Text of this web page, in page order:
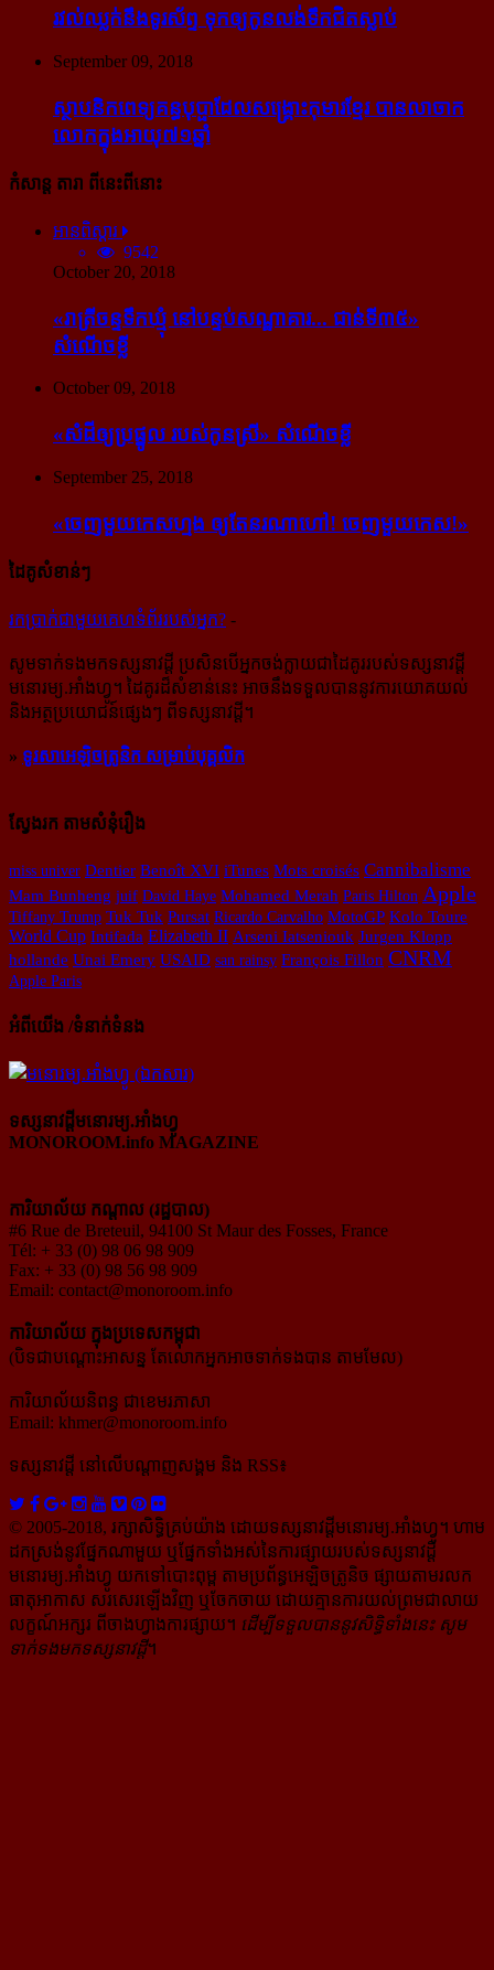
រវល់​ឈ្លក់​នឹង​ទូរស័ព្ទ ទុក​ឲ្យ​កូន​លង់​ទឹក​ជិត​ស្លាប់
September 09, 2018
ស្ថាបនិក​ពេទ្យ​គន្ធបុប្ផា​ដែល​សង្គ្រោះ​កុមារ​ខ្មែរ​ បាន​លាចាក​
លោក​ក្នុង​អាយុ​៧១ឆ្នាំ
កំសាន្ដ តារា ពីនេះពីនោះ
អានពិស្ដារ
9542
October 20, 2018
«រាត្រីចន្ទទឹកឃ្មុំ នៅបន្ទប់សណ្ឋាគារ... ជាន់ទី៣៥»
សំណើចខ្លី
October 09, 2018
«សំដី​ឲ្យ​ប្រផ្នូល របស់​កូនស្រី» សំណើចខ្លី
September 25, 2018
«ចេញ​មួយ​កេស​ហ្មង ឲ្យ​តែ​នរណា​ហៅ! ចេញ​មួយ​កេស!»
ដៃគូសំខាន់ៗ
រក​​ប្រាក់​​ជា​​មួយ​​គេហទំព័រ​​របស់​​អ្នក? -
សូម​ទាក់ទង​មក​ទស្សនាវដ្ដី ប្រសិន​បើ​អ្នក​ចង់​ក្លាយ​ជា​ដៃគូរ​របស់​ទស្សនាវដ្ដី​
មនោរម្យ.អាំងហ្វូ។ ដៃ​គូរ​ដ៏​សំខាន់​នេះ អាច​នឹង​ទទួល​បាន​នូវ​ការ​យោគយល់
និង​អត្ថ​ប្រយោជន៍​ផ្សេងៗ ពីទស្សនាវដ្ដី។
» ទូរសាអេឡិចត្រូនិក សម្រាប់បុគ្គលិក
ស្វែងរក តាមសំនុំរឿង
miss univer Dentier Benoît XVI iTunes Mots croisés Cannibalisme
Mam Bunheng juif David Haye Mohamed Merah Paris Hilton Apple
Tiffany Trump Tuk Tuk Pursat Ricardo Carvalho MotoGP Kolo Toure
World Cup Intifada Elizabeth II Arseni Iatseniouk Jurgen Klopp
hollande Unai Emery USAID san rainsy François Fillon CNRM
Apple Paris
អំពីយើង /ទំនាក់ទំនង
ទស្សនាវដ្ដីមនោរម្យ.អាំងហ្វូ
MONOROOM.info MAGAZINE
ការិយាល័យ កណ្ដាល (រដ្ឋបាល)
#6 Rue de Breteuil, 94100 St Maur des Fosses, France
Tél: + 33 (0) 98 06 98 909
Fax: + 33 (0) 98 56 98 909
Email: contact@monoroom.info
ការិយាល័យ ក្នុង​ប្រទេស​កម្ពុជា
(បិទជាបណ្ដោះអាសន្ន តែលោកអ្នកអាចទាក់ទងបាន តាមមែល)
ការិយាល័យនិពន្ធ ជាខេមរភាសា
Email: khmer@monoroom.info
ទស្សនាវដ្ដី​ នៅលើបណ្ដាញសង្គម និង RSS៖
© 2005-2018, រក្សាសិទ្ធិគ្រប់យ៉ាង ដោយទស្សនាវដ្ដី​មនោរម្យ.អាំងហ្វូ។ ហាម​
ដក​ស្រង់​នូវ​ផ្នែក​ណា​មួយ​ ឬ​ផ្នែក​ទាំង​អស់​នៃ​ការ​ផ្សាយ​របស់​ទស្សនាវដ្ដី​​
មនោរម្យ.អាំងហ្វូ យក​ទៅ​​បោះពុម្ព តាម​ប្រព័ន្ធ​អេឡិច​ត្រូនិច ផ្សាយ​តាម​រលក​
ធាតុអាកាស សរសេរ​ឡើង​វិញ ឬ​ចែក​ចាយ​ ដោយ​គ្មាន​ការ​យល់ព្រមជា​លាយ​
លក្ខណ៍​អក្សរ​ ពី​ចាងហ្វាង​ការ​ផ្សាយ​។ ដើម្បី​ទទួល​បាននូវសិទ្ធិ​ទាំងនេះ សូម​
ទាក់​ទង​មក​ទស្សនាវដ្ដី។